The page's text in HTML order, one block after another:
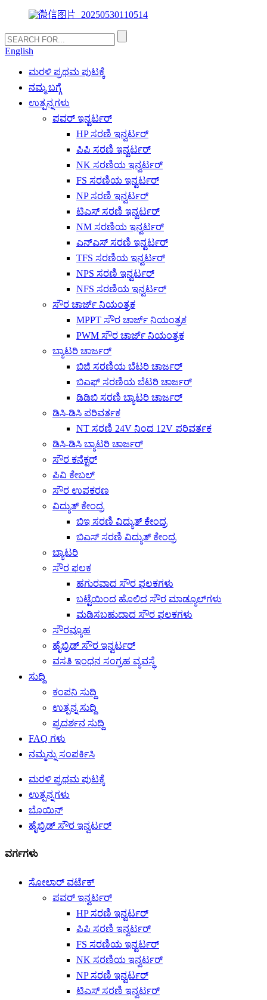
English
ಮರಳಿ ಪ್ರಥಮ ಪುಟಕ್ಕೆ
ನಮ್ಮ ಬಗ್ಗೆ
ಉತ್ಪನ್ನಗಳು
ಪವರ್ ಇನ್ವರ್ಟರ್
HP ಸರಣಿ ಇನ್ವರ್ಟರ್
ಪಿಪಿ ಸರಣಿ ಇನ್ವರ್ಟರ್
NK ಸರಣಿಯ ಇನ್ವರ್ಟರ್
FS ಸರಣಿಯ ಇನ್ವರ್ಟರ್
NP ಸರಣಿ ಇನ್ವರ್ಟರ್
ಟಿಎಸ್ ಸರಣಿ ಇನ್ವರ್ಟರ್
NM ಸರಣಿಯ ಇನ್ವರ್ಟರ್
ಎನ್ಎಸ್ ಸರಣಿ ಇನ್ವರ್ಟರ್
TFS ಸರಣಿಯ ಇನ್ವರ್ಟರ್
NPS ಸರಣಿ ಇನ್ವರ್ಟರ್
NFS ಸರಣಿಯ ಇನ್ವರ್ಟರ್
ಸೌರ ಚಾರ್ಜ್ ನಿಯಂತ್ರಕ
MPPT ಸೌರ ಚಾರ್ಜ್ ನಿಯಂತ್ರಕ
PWM ಸೌರ ಚಾರ್ಜ್ ನಿಯಂತ್ರಕ
ಬ್ಯಾಟರಿ ಚಾರ್ಜರ್
ಬಿಜಿ ಸರಣಿಯ ಬೆಟರಿ ಚಾರ್ಜರ್
ಬಿಎಫ್ ಸರಣಿಯ ಬೆಟರಿ ಚಾರ್ಜರ್
ಡಿಡಿಬಿ ಸರಣಿ ಬ್ಯಾಟರಿ ಚಾರ್ಜರ್
ಡಿಸಿ-ಡಿಸಿ ಪರಿವರ್ತಕ
NT ಸರಣಿ 24V ನಿಂದ 12V ಪರಿವರ್ತಕ
ಡಿಸಿ-ಡಿಸಿ ಬ್ಯಾಟರಿ ಚಾರ್ಜರ್
ಸೌರ ಕನೆಕ್ಟರ್
ಪಿವಿ ಕೇಬಲ್
ಸೌರ ಉಪಕರಣ
ವಿದ್ಯುತ್ ಕೇಂದ್ರ
ಬಿಇ ಸರಣಿ ವಿದ್ಯುತ್ ಕೇಂದ್ರ
ಬಿಎಸ್ ಸರಣಿ ವಿದ್ಯುತ್ ಕೇಂದ್ರ
ಬ್ಯಾಟರಿ
ಸೌರ ಫಲಕ
ಹಗುರವಾದ ಸೌರ ಫಲಕಗಳು
ಬಟ್ಟೆಯಿಂದ ಹೊಲಿದ ಸೌರ ಮಾಡ್ಯೂಲ್‌ಗಳು
ಮಡಿಸಬಹುದಾದ ಸೌರ ಫಲಕಗಳು
ಸೌರವ್ಯೂಹ
ಹೈಬ್ರಿಡ್ ಸೌರ ಇನ್ವರ್ಟರ್
ವಸತಿ ಇಂಧನ ಸಂಗ್ರಹ ವ್ಯವಸ್ಥೆ
ಸುದ್ದಿ
ಕಂಪನಿ ಸುದ್ದಿ
ಉತ್ಪನ್ನ ಸುದ್ದಿ
ಪ್ರದರ್ಶನ ಸುದ್ದಿ
FAQ ಗಳು
ನಮ್ಮನ್ನು ಸಂಪರ್ಕಿಸಿ
ಮರಳಿ ಪ್ರಥಮ ಪುಟಕ್ಕೆ
ಉತ್ಪನ್ನಗಳು
ಬೊಯಿನ್
ಹೈಬ್ರಿಡ್ ಸೌರ ಇನ್ವರ್ಟರ್
ವರ್ಗಗಳು
ಸೋಲಾರ್ ವರ್ಟೆಕ್
ಪವರ್ ಇನ್ವರ್ಟರ್
HP ಸರಣಿ ಇನ್ವರ್ಟರ್
ಪಿಪಿ ಸರಣಿ ಇನ್ವರ್ಟರ್
FS ಸರಣಿಯ ಇನ್ವರ್ಟರ್
NK ಸರಣಿಯ ಇನ್ವರ್ಟರ್
NP ಸರಣಿ ಇನ್ವರ್ಟರ್
ಟಿಎಸ್ ಸರಣಿ ಇನ್ವರ್ಟರ್